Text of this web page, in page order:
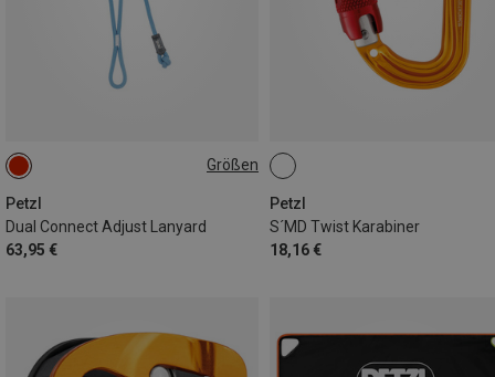
Größen
Petzl
Dual Connect Adjust Lanyard
63,95 €
ONE SIZE
Petzl
S´MD Twist Karabiner
18,16 €